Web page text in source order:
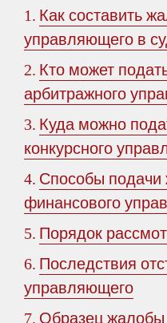
1. Как составить
управляющего в
2. Кто может
арбитражного
3. Куда можно
конкурсного
4. Способы
финансового
5. Порядок
6. Последствия
управляющего
7. Образец жалобы